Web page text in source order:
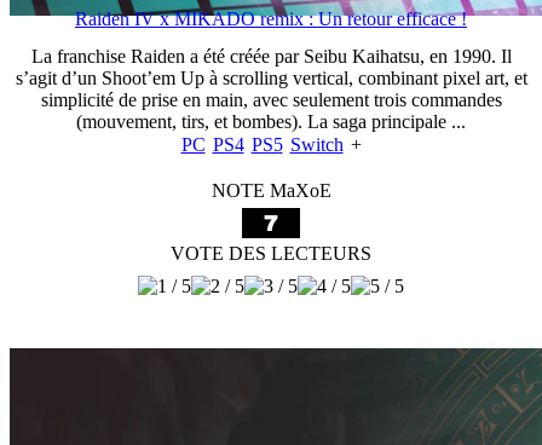
Raiden IV x MIKADO remix : Un retour efficace !
La franchise Raiden a été créée par Seibu Kaihatsu, en 1990. Il
s’agit d’un Shoot’em Up à scrolling vertical, combinant pixel art, et
simplicité de prise en main, avec seulement trois commandes
(mouvement, tirs, et bombes). La saga principale ...
PC PS4 PS5 Switch +
NOTE MaXoE
VOTE DES LECTEURS